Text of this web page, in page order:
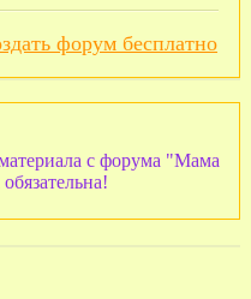
форум бесплатно
с форума "Мама